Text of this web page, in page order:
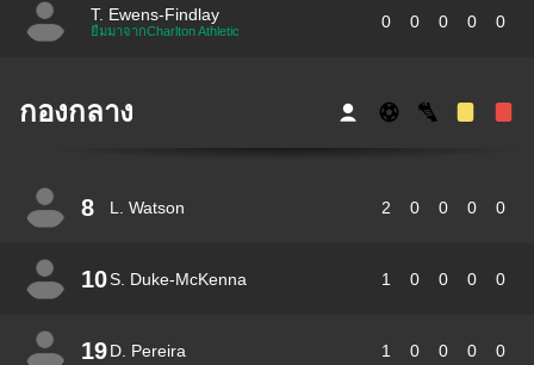
T. Ewens-Findlay
ยืมมาจากCharlton Athletic 0 0 0 0 0
กองกลาง
8 L. Watson 2 0 0 0 0
10S. Duke-McKenna 1 0 0 0 0
19D. Pereira 1 0 0 0 0